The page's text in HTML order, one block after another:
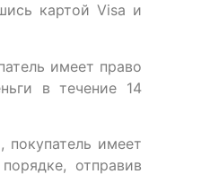
картой Visa и
имеет право
в течение 14
покупатель имеет
отправив